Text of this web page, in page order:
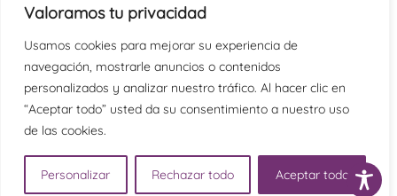
Valoramos tu privacidad
Usamos cookies para mejorar su experiencia de
navegación, mostrarle anuncios o contenidos
personalizados y analizar nuestro tráfico. Al hacer clic en
“Aceptar todo” usted da su consentimiento a nuestro uso
de las cookies.
Personalizar Rechazar todo Aceptar todo
Redes sociales
@psicaraoficial
@PSICARAoficial
@psicaraoficial